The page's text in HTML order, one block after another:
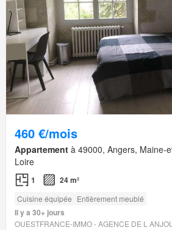
460 €/mois
Appartement à 49000, Angers, Maine-
Loire
1 24 m²
Cuisine équipée Entièrement meublé
Il y a 30+ jours
OUESTFRANCE-IMMO - AGENCE DE L